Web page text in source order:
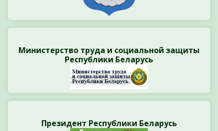
Министерство труда и социальной защиты
Республики Беларусь
Президент Республики Беларусь